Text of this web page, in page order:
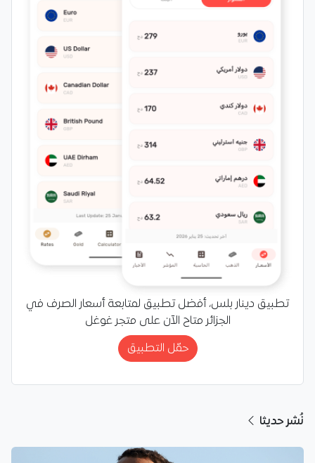
تطبيق دينار بلس، أفضل تطبيق لمتابعة أسعار الصرف في
الجزائر متاح الآن على متجر غوغل
حمّل التطبيق
نُشر حديثا